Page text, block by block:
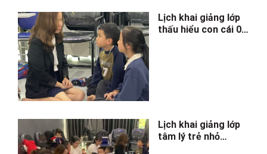
Lịch khai giảng lớp
thấu hiểu con cái 0-
Lịch khai giảng lớp
tâm lý trẻ nhỏ